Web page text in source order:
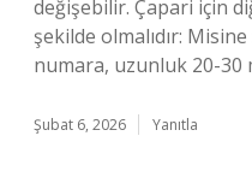
değişebilir. Çapari için
şekilde olmalıdır: Misine
numara, uzunluk 20-30
Şubat 6, 2026 Yanıtla